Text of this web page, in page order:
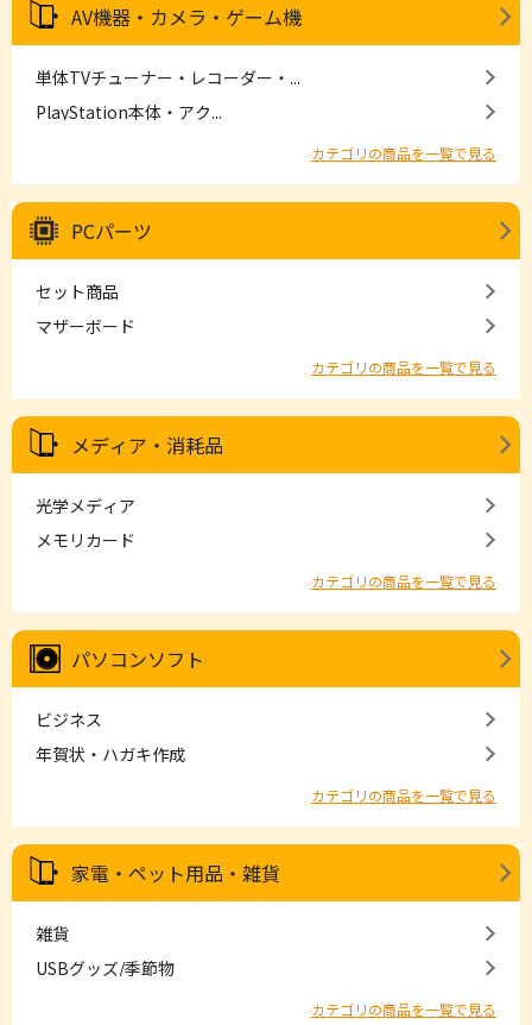
AV機器・カメラ・ゲーム機
単体TVチューナー・レコーダー・...
PlayStation本体・アク...
カテゴリの商品を一覧で見る
PCパーツ
セット商品
マザーボード
カテゴリの商品を一覧で見る
メディア・消耗品
光学メディア
メモリカード
カテゴリの商品を一覧で見る
パソコンソフト
ビジネス
年賀状・ハガキ作成
カテゴリの商品を一覧で見る
家電・ペット用品・雑貨
雑貨
USBグッズ/季節物
カテゴリの商品を一覧で見る